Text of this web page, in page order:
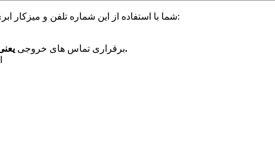
شما با استفاده از این شماره تلفن و میزکار ابری تلوبال که به رایگان در اختیار شما قرار می گیرد، به راحتی قادر به انجام موارد زیر هستید:
برقراری تماس های خروجییعنی با شماره خریداری شده به دیگران تماس بگیرید و آنها آن شماره تماس را خواهند دید.